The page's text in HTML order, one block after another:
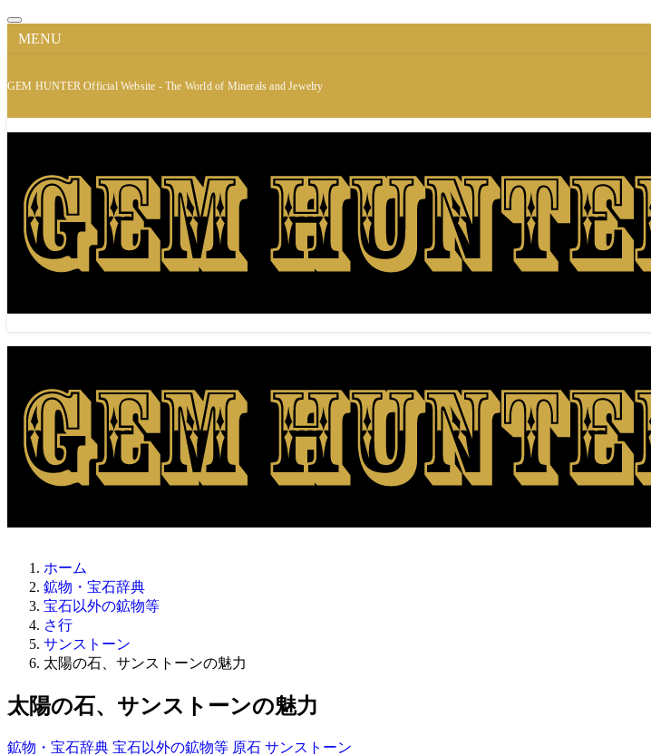
MENU
GEM HUNTER Official Website - The World of Minerals and Jewelry
ホーム
鉱物・宝石辞典
宝石以外の鉱物等
さ行
サンストーン
太陽の石、サンストーンの魅力
太陽の石、サンストーンの魅力
鉱物・宝石辞典 宝石以外の鉱物等 原石 サンストーン